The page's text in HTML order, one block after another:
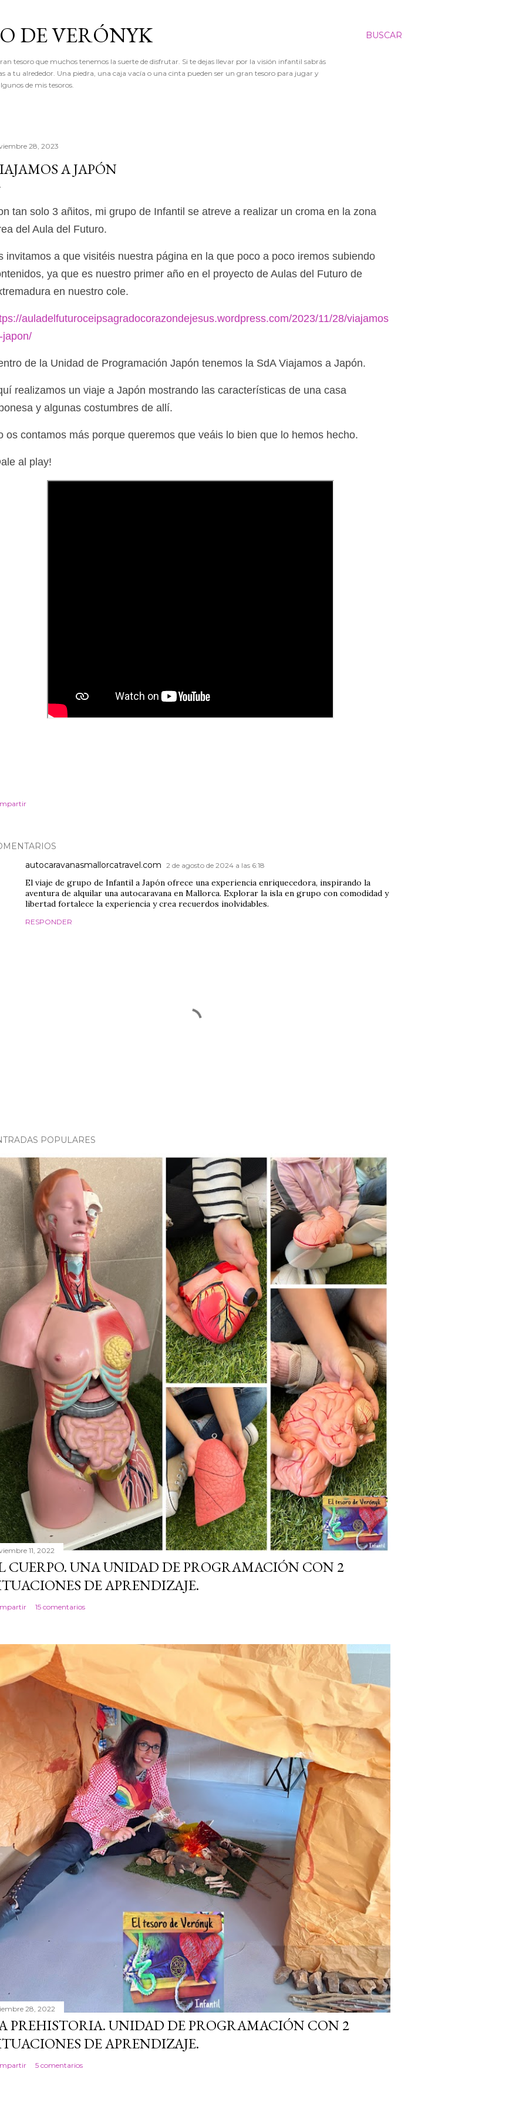
BUSCAR
DE VERÓNYK
tesoro que muchos tenemos la suerte de disfrutar. Si te dejas llevar por la visión infantil sabrás
a tu alrededor. Una piedra, una caja vacía o una cinta pueden ser un gran tesoro para jugar y
de mis tesoros.
28, 2023
A JAPÓN
tan solo 3 añitos, mi grupo de Infantil se atreve a realizar un croma en la zona
del Aula del Futuro.
invitamos a que visitéis nuestra página en la que poco a poco iremos subiendo
ya que es nuestro primer año en el proyecto de Aulas del Futuro de
en nuestro cole.
auladelfuturoceipsagradocorazondejesus.wordpress.com/2023/11/28/viajamos
japon/
de la Unidad de Programación Japón tenemos la SdA Viajamos a Japón.
realizamos un viaje a Japón mostrando las características de una casa
y algunas costumbres de allí.
os contamos más porque queremos que veáis lo bien que lo hemos hecho.
al play!
autocaravanasmallorcatravel.com 2 de agosto de 2024 a las 6:18
El viaje de grupo de Infantil a Japón ofrece una experiencia enriquecedora, inspirando la
aventura de alquilar una autocaravana en Mallorca. Explorar la isla en grupo con comodidad y
libertad fortalece la experiencia y crea recuerdos inolvidables.
RESPONDER
POPULARES
11, 2022
CUERPO. UNA UNIDAD DE PROGRAMACIÓN CON 2
DE APRENDIZAJE.
15 comentarios
28, 2022
PREHISTORIA. UNIDAD DE PROGRAMACIÓN CON 2
DE APRENDIZAJE.
5 comentarios